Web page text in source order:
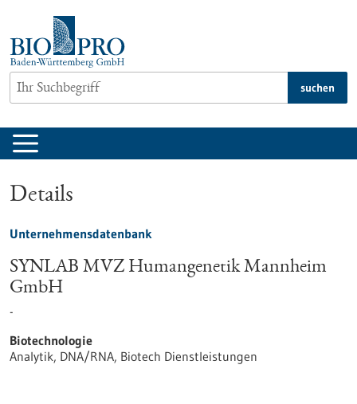
springen
suchen
Details
Unternehmensdatenbank
SYNLAB MVZ Humangenetik Mannheim
GmbH
-
Biotechnologie
Analytik, DNA/RNA, Biotech Dienstleistungen